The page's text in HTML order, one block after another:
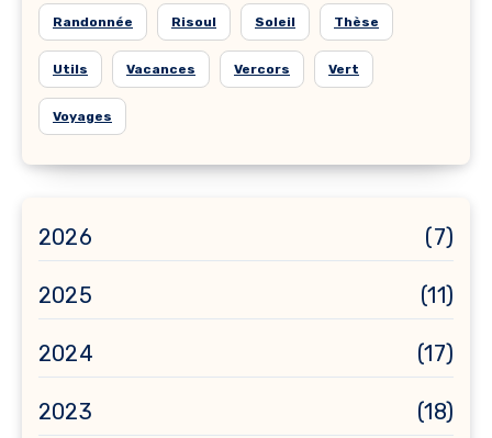
Randonnée Risoul Soleil Thèse
Utils Vacances Vercors Vert
Voyages
2026 (7)
2025 (11)
2024 (17)
2023 (18)